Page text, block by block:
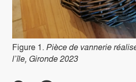
Figure 1. Pièce de vannerie
l’île, Gironde 2023